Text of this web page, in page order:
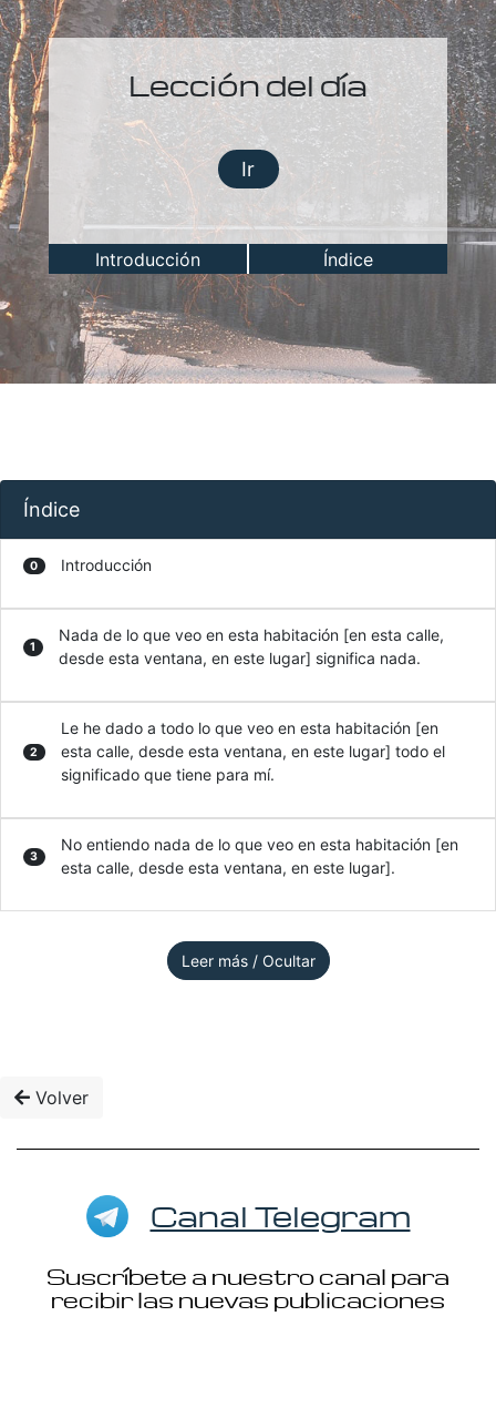
Lección del día
Ir
Introducción Índice
Índice
0 Introducción
1
Nada de lo que veo en esta habitación [en esta calle,
desde esta ventana, en este lugar] significa nada.
2
Le he dado a todo lo que veo en esta habitación [en
esta calle, desde esta ventana, en este lugar] todo el
significado que tiene para mí.
3
No entiendo nada de lo que veo en esta habitación [en
esta calle, desde esta ventana, en este lugar].
Leer más / Ocultar
Volver
Canal Telegram
Suscríbete a nuestro canal para
recibir las nuevas publicaciones